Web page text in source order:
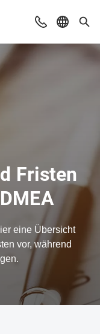
Beratung &
Sprache
Fristen
eine Übersicht
vor, während